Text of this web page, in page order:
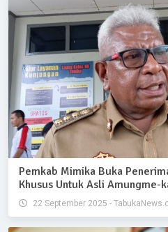
Pemkab Mimika Buka
Khusus Untuk Asli Amungme-
22 September 2025 -